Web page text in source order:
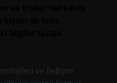
ve İletişim